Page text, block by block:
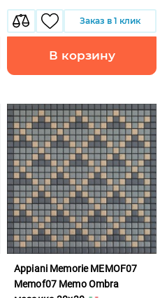
Заказ в 1 клик
В корзину
Appiani Memorie MEMOF07
Memof07 Memo Ombra